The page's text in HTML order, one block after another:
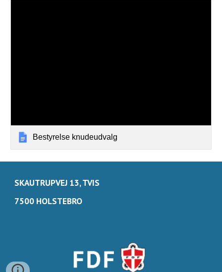
Bestyrelse knudeudvalg
SKAUTRUPVEJ 13, TVIS
7500 HOLSTEBRO